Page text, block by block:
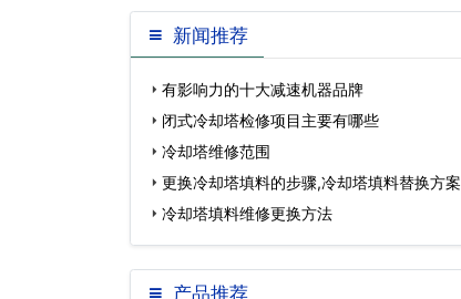
新闻推荐
有影响力的十大减速机器品牌
闭式冷却塔检修项目主要有哪些
冷却塔维修范围
更换冷却塔填料的步骤,冷却塔填料替换方案
冷却塔填料维修更换方法
产品推荐